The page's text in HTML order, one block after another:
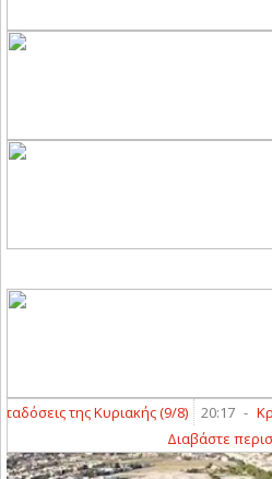
της Κυριακής (9/8) 20:17 -
Διαβάστε